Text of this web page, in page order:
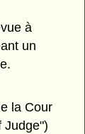
à
un
la Cour
Judge")